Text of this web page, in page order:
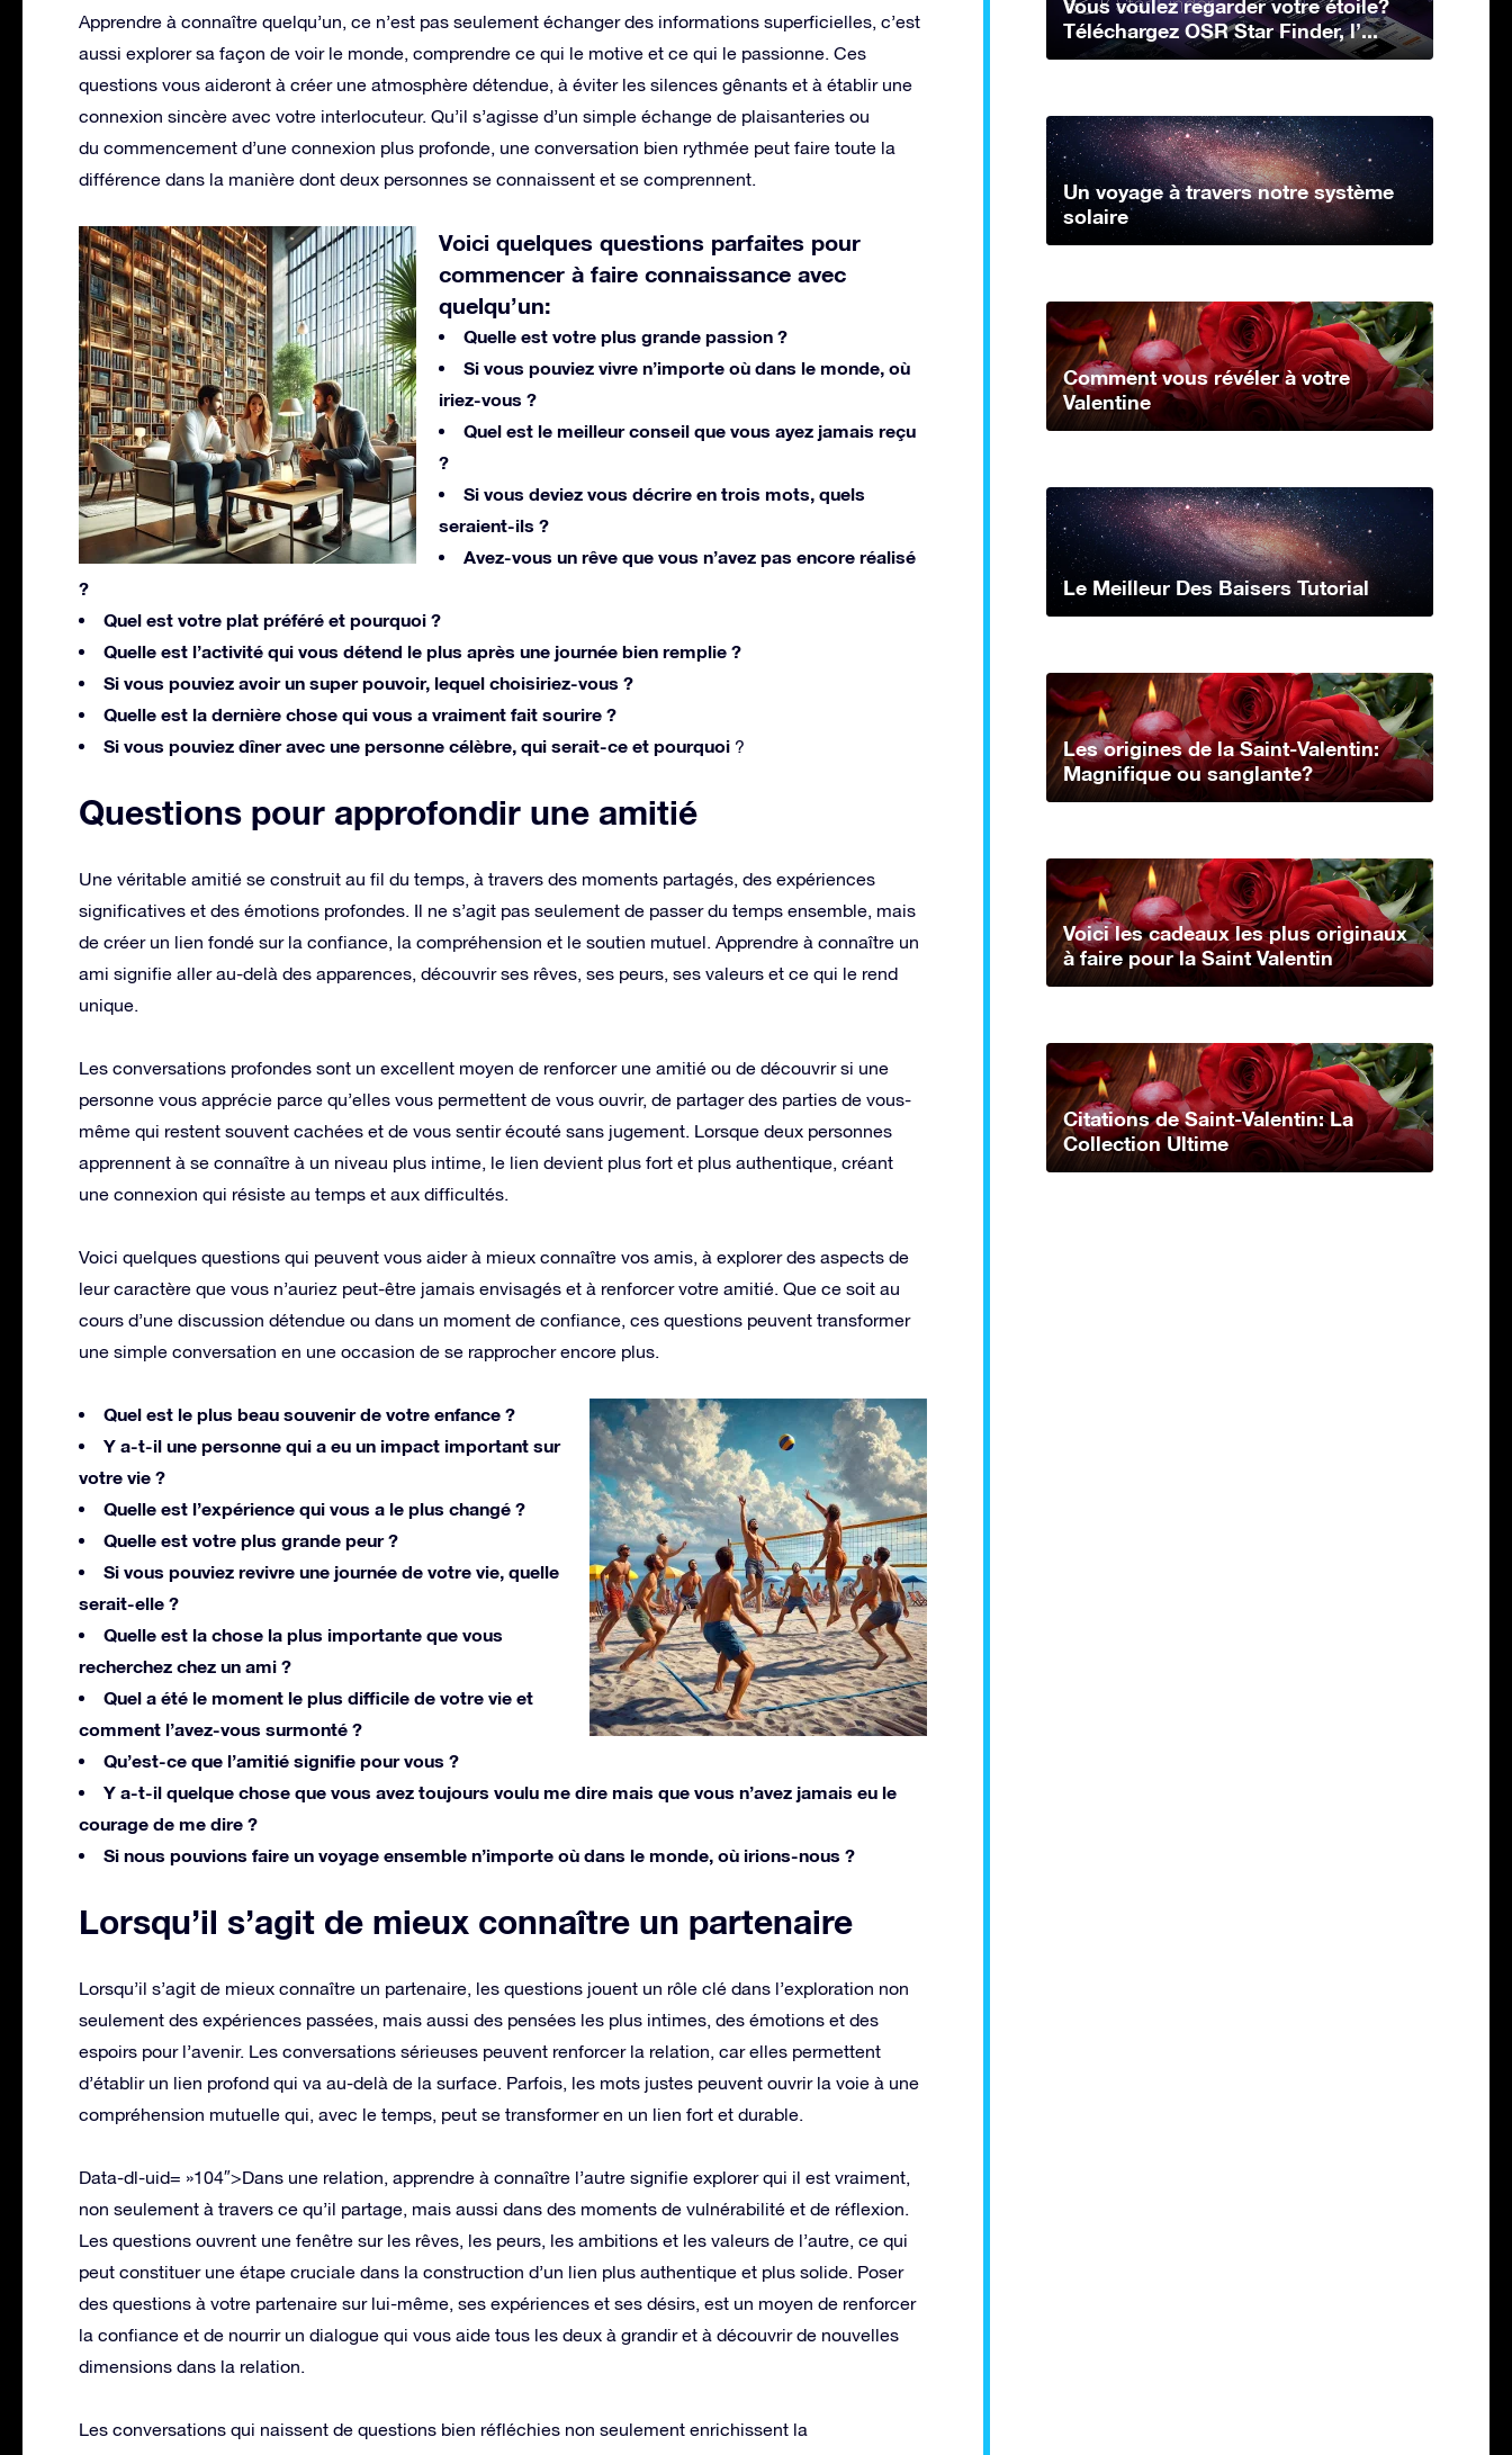
Apprendre à connaître quelqu’un, ce n’est pas seulement échanger des informations superficielles, c’est
aussi explorer sa façon de voir le monde, comprendre ce qui le motive et ce qui le passionne. Ces
questions vous aideront à créer une atmosphère détendue, à éviter les silences gênants et à établir une
connexion sincère avec votre interlocuteur. Qu’il s’agisse d’un simple échange de plaisanteries ou
du commencement d’une connexion plus profonde, une conversation bien rythmée peut faire toute la
différence dans la manière dont deux personnes se connaissent et se comprennent.
Voici quelques questions parfaites pour
commencer à faire connaissance avec
quelqu’un:
Quelle est votre plus grande passion ?
Si vous pouviez vivre n’importe où dans le monde, où
iriez-vous ?
Quel est le meilleur conseil que vous ayez jamais reçu
?
Si vous deviez vous décrire en trois mots, quels
seraient-ils ?
Avez-vous un rêve que vous n’avez pas encore réalisé
?
Quel est votre plat préféré et pourquoi ?
Quelle est l’activité qui vous détend le plus après une journée bien remplie ?
Si vous pouviez avoir un super pouvoir, lequel choisiriez-vous ?
Quelle est la dernière chose qui vous a vraiment fait sourire ?
Si vous pouviez dîner avec une personne célèbre, qui serait-ce et pourquoi ?
Questions pour approfondir une amitié
Une véritable amitié se construit au fil du temps, à travers des moments partagés, des expériences
significatives et des émotions profondes. Il ne s’agit pas seulement de passer du temps ensemble, mais
de créer un lien fondé sur la confiance, la compréhension et le soutien mutuel. Apprendre à connaître un
ami signifie aller au-delà des apparences, découvrir ses rêves, ses peurs, ses valeurs et ce qui le rend
unique.
Les conversations profondes sont un excellent moyen de renforcer une amitié ou de découvrir si une
personne vous apprécie parce qu’elles vous permettent de vous ouvrir, de partager des parties de vous-
même qui restent souvent cachées et de vous sentir écouté sans jugement. Lorsque deux personnes
apprennent à se connaître à un niveau plus intime, le lien devient plus fort et plus authentique, créant
une connexion qui résiste au temps et aux difficultés.
Voici quelques questions qui peuvent vous aider à mieux connaître vos amis, à explorer des aspects de
leur caractère que vous n’auriez peut-être jamais envisagés et à renforcer votre amitié. Que ce soit au
cours d’une discussion détendue ou dans un moment de confiance, ces questions peuvent transformer
une simple conversation en une occasion de se rapprocher encore plus.
Quel est le plus beau souvenir de votre enfance ?
Y a-t-il une personne qui a eu un impact important sur
votre vie ?
Quelle est l’expérience qui vous a le plus changé ?
Quelle est votre plus grande peur ?
Si vous pouviez revivre une journée de votre vie, quelle
serait-elle ?
Quelle est la chose la plus importante que vous
recherchez chez un ami ?
Quel a été le moment le plus difficile de votre vie et
comment l’avez-vous surmonté ?
Qu’est-ce que l’amitié signifie pour vous ?
Y a-t-il quelque chose que vous avez toujours voulu me dire mais que vous n’avez jamais eu le
courage de me dire ?
Si nous pouvions faire un voyage ensemble n’importe où dans le monde, où irions-nous ?
Lorsqu’il s’agit de mieux connaître un partenaire
Lorsqu’il s’agit de mieux connaître un partenaire, les questions jouent un rôle clé dans l’exploration non
seulement des expériences passées, mais aussi des pensées les plus intimes, des émotions et des
espoirs pour l’avenir. Les conversations sérieuses peuvent renforcer la relation, car elles permettent
d’établir un lien profond qui va au-delà de la surface. Parfois, les mots justes peuvent ouvrir la voie à une
compréhension mutuelle qui, avec le temps, peut se transformer en un lien fort et durable.
Data-dl-uid= »104″>Dans une relation, apprendre à connaître l’autre signifie explorer qui il est vraiment,
non seulement à travers ce qu’il partage, mais aussi dans des moments de vulnérabilité et de réflexion.
Les questions ouvrent une fenêtre sur les rêves, les peurs, les ambitions et les valeurs de l’autre, ce qui
peut constituer une étape cruciale dans la construction d’un lien plus authentique et plus solide. Poser
des questions à votre partenaire sur lui-même, ses expériences et ses désirs, est un moyen de renforcer
la confiance et de nourrir un dialogue qui vous aide tous les deux à grandir et à découvrir de nouvelles
dimensions dans la relation.
Les conversations qui naissent de questions bien réfléchies non seulement enrichissent la
Vous voulez regarder votre étoile?
Téléchargez OSR Star Finder, l’...
Un voyage à travers notre système
solaire
Comment vous révéler à votre
Valentine
Le Meilleur Des Baisers Tutorial
Les origines de la Saint-Valentin:
Magnifique ou sanglante?
Voici les cadeaux les plus originaux
à faire pour la Saint Valentin
Citations de Saint-Valentin: La
Collection Ultime